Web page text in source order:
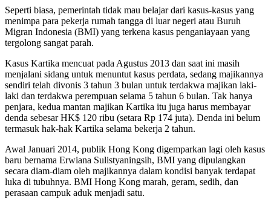
Seperti biasa, pemerintah tidak mau belajar dari kasus-kasus yang
menimpa para pekerja rumah tangga di luar negeri atau Buruh
Migran Indonesia (BMI) yang terkena kasus penganiayaan yang
tergolong sangat parah.
Kasus Kartika mencuat pada Agustus 2013 dan saat ini masih
menjalani sidang untuk menuntut kasus perdata, sedang majikannya
sendiri telah divonis 3 tahun 3 bulan untuk terdakwa majikan laki-
laki dan terdakwa perempuan selama 5 tahun 6 bulan. Tak hanya
penjara, kedua mantan majikan Kartika itu juga harus membayar
denda sebesar HK$ 120 ribu (setara Rp 174 juta). Denda ini belum
termasuk hak-hak Kartika selama bekerja 2 tahun.
Awal Januari 2014, publik Hong Kong digemparkan lagi oleh kasus
baru bernama Erwiana Sulistyaningsih, BMI yang dipulangkan
secara diam-diam oleh majikannya dalam kondisi banyak terdapat
luka di tubuhnya. BMI Hong Kong marah, geram, sedih, dan
perasaan campuk aduk menjadi satu.